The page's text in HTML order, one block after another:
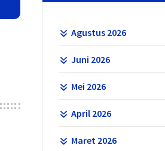
Agustus 2026
Juni 2026
Mei 2026
April 2026
Maret 2026